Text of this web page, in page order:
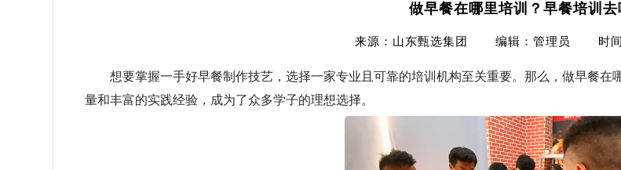
做早餐在哪里培训？早餐培训去
来源：山东甄选集团 编辑：管理员 时间
想要掌握一手好早餐制作技艺，选择一家专业且可靠的培训机构至关重要。那么，做早餐在
量和丰富的实践经验，成为了众多学子的理想选择。